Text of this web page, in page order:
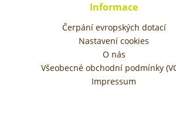
Informace
Čerpání evropských dotací
Nastavení cookies
O nás
Všeobecné obchodní podmínky
Impressum